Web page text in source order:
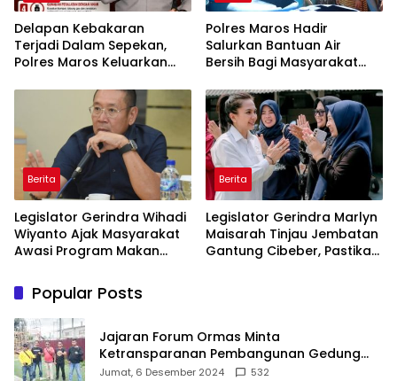
Delapan Kebakaran
Terjadi Dalam Sepekan,
Polres Maros Keluarkan
Masyarakat
Polres Maros Hadir
Salurkan Bantuan Air
Bersih Bagi Masyarakat
Di Maros
Berita
Legislator Gerindra Wihadi
Wiyanto Ajak Masyarakat
Awasi Program Makan
Sasaran
Berita
Legislator Gerindra Marlyn
Maisarah Tinjau Jembatan
Gantung Cibeber, Pastikan
Popular Posts
Jajaran Forum Ormas Minta
Ketransparanan Pembangunan Gedung
Damkar Di Kecamatan Cisoka
Jumat, 6 Desember 2024 532